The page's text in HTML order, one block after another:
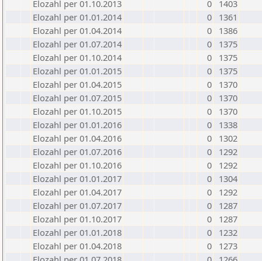
Elozahl per 01.10.2013
0
1403
Elozahl per 01.01.2014
0
1361
Elozahl per 01.04.2014
0
1386
Elozahl per 01.07.2014
0
1375
Elozahl per 01.10.2014
0
1375
Elozahl per 01.01.2015
0
1375
Elozahl per 01.04.2015
0
1370
Elozahl per 01.07.2015
0
1370
Elozahl per 01.10.2015
0
1370
Elozahl per 01.01.2016
0
1338
Elozahl per 01.04.2016
0
1302
Elozahl per 01.07.2016
0
1292
Elozahl per 01.10.2016
0
1292
Elozahl per 01.01.2017
0
1304
Elozahl per 01.04.2017
0
1292
Elozahl per 01.07.2017
0
1287
Elozahl per 01.10.2017
0
1287
Elozahl per 01.01.2018
0
1232
Elozahl per 01.04.2018
0
1273